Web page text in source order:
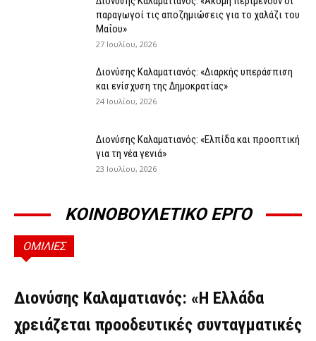
παραγωγοί τις αποζημιώσεις για το χαλάζι του
Μαΐου»
27 Ιουλίου, 2026
Διονύσης Καλαματιανός: «Διαρκής υπεράσπιση
και ενίσχυση της Δημοκρατίας»
24 Ιουλίου, 2026
Διονύσης Καλαματιανός: «Ελπίδα και προοπτική
για τη νέα γενιά»
23 Ιουλίου, 2026
ΚΟΙΝΟΒΟΥΛΕΤΙΚΟ ΕΡΓΟ
ΟΜΙΛΙΕΣ
ΟΜΙΛΊΕΣ
Διονύσης Καλαματιανός: «Η Ελλάδα
χρειάζεται προοδευτικές συνταγματικές